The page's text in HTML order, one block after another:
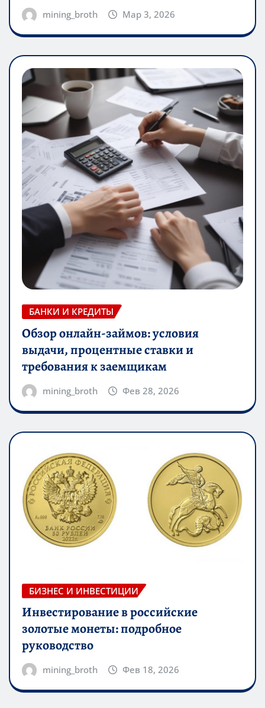
mining_broth Мар 3, 2026
БАНКИ И КРЕДИТЫ
Обзор онлайн-займов: условия
выдачи, процентные ставки и
требования к заемщикам
mining_broth Фев 28, 2026
БИЗНЕС И ИНВЕСТИЦИИ
Инвестирование в российские
золотые монеты: подробное
руководство
mining_broth Фев 18, 2026